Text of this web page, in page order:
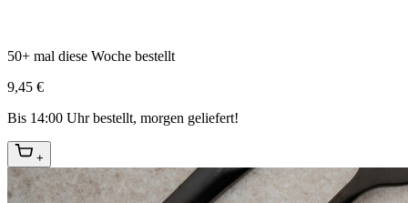
50+ mal diese Woche bestellt
9,45 €
Bis 14:00 Uhr bestellt, morgen geliefert!
+